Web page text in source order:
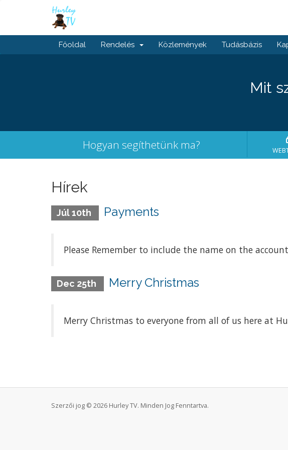
Főoldal Rendelés Közlemények Tudásbázis
Mit
Hogyan segíthetünk ma?
Hírek
Júl 10th Payments
Please Remember to include the name on the
Dec 25th Merry Christmas
Merry Christmas to everyone from all of us here at
Szerzői jog © 2026 Hurley TV. Minden Jog Fenntartva.